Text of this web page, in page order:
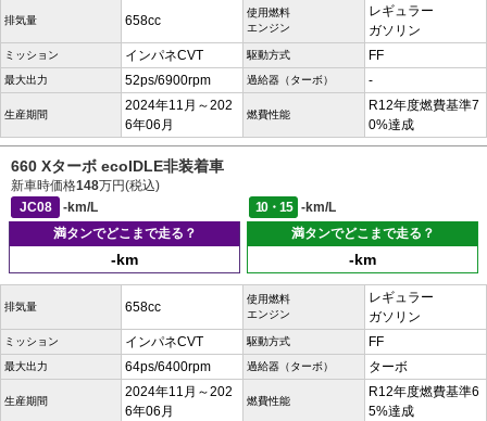
排気量 658cc
使用燃料
エンジン
レギュラー
ガソリン
ミッション インパネCVT 駆動方式 FF
最大出力 52ps/6900rpm 過給器（ターボ） -
生産期間
2024年11月～202
6年06月
燃費性能
R12年度燃費基準7
0%達成
660 Xターボ ecoIDLE非装着車
新車時価格148万円(税込)
JC08
-km/L 10・15
-km/L
満タンでどこまで走る？
-km
満タンでどこまで走る？
-km
排気量 658cc
使用燃料
エンジン
レギュラー
ガソリン
ミッション インパネCVT 駆動方式 FF
最大出力 64ps/6400rpm 過給器（ターボ） ターボ
生産期間
2024年11月～202
6年06月
燃費性能
R12年度燃費基準6
5%達成